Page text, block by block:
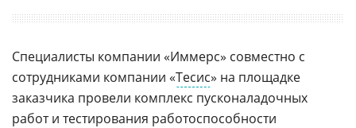
Специалисты компании «Иммерс» совместно с
сотрудниками компании «Тесис» на площадке
заказчика провели комплекс пусконаладочных
работ и тестирования работоспособности